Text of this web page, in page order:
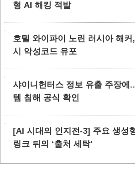
형 AI 해킹 적발
호텔 와이파이 노린 러시아 해
시 악성코드 유포
샤이니헌터스 정보 유출 주장에
템 침해 공식 확인
[AI 시대의 인지전-3] 주요 생성
링크 뒤의 ‘출처 세탁’